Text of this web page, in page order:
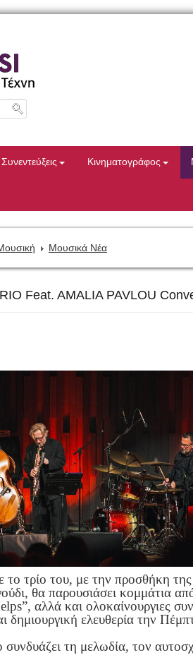
Συνεντεύξεις Κινηματογράφος
Μουσικά Νέα
Feat. AMALIA PAVLOU
τρίο του, με την προσθήκη
θα παρουσιάσει κομμάτια
αλλά και ολοκαίνουργιες
δημιουργική ελευθερία την
τη μελωδία, τον